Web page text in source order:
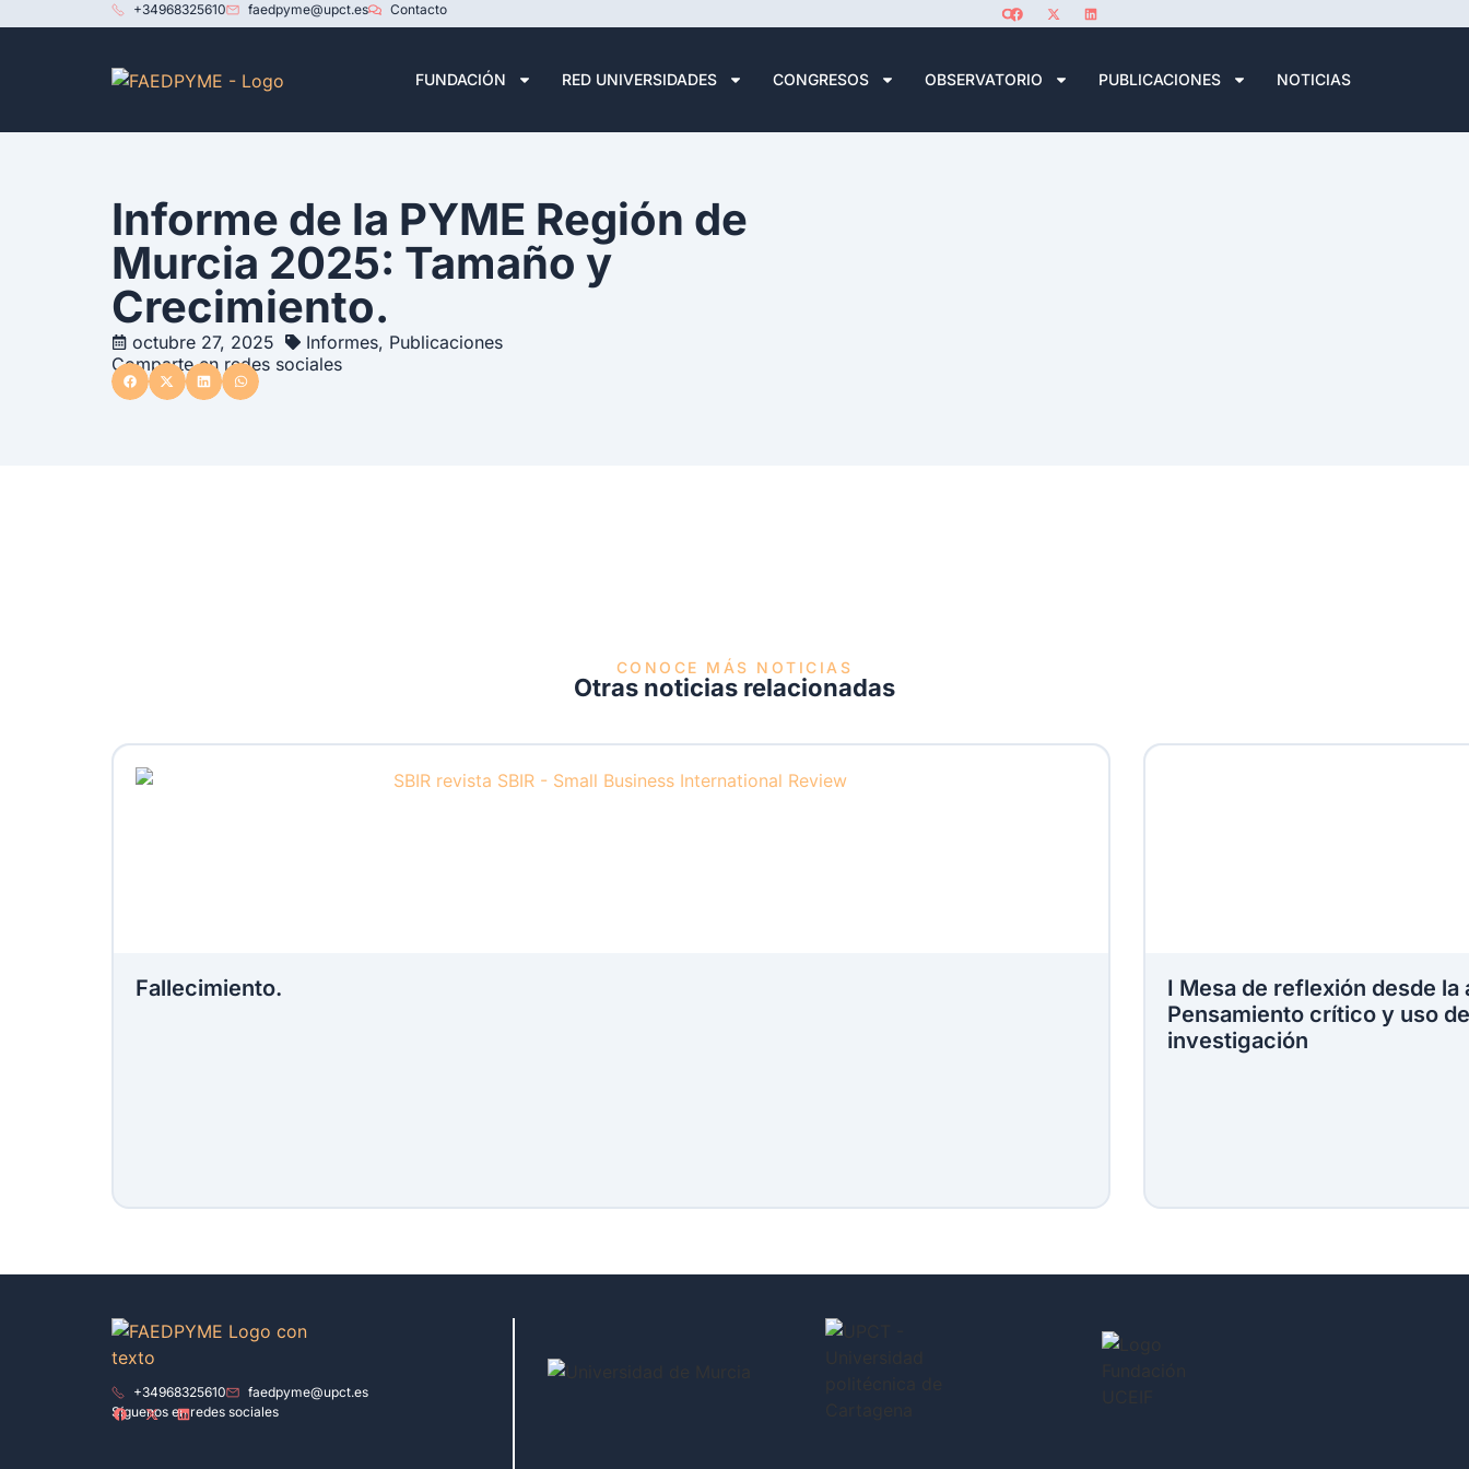
+34968325610 faedpyme@upct.es Contacto
FUNDACIÓN RED UNIVERSIDADES CONGRESOS OBSERVATORIO PUBLICACIONES NOTICIAS
Informe de la PYME Región de
Murcia 2025: Tamaño y
Crecimiento.
octubre 27, 2025 Informes, Publicaciones
Comparte en redes sociales
CONOCE MÁS NOTICIAS
Otras noticias relacionadas
Fallecimiento.
I Mesa de reflexión desde la
Pensamiento crítico y uso
investigación
+34968325610
faedpyme@upct.es
Síguenos en redes sociales